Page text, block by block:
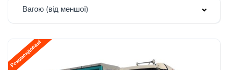
Вагою (від меншої)
Рекомендовані